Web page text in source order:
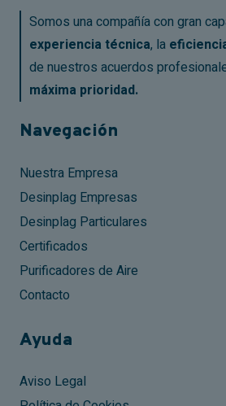
Somos una compañía con gran
experiencia técnica, la
de nuestros acuerdos
máxima prioridad.
Navegación
Nuestra Empresa
Desinplag Empresas
Desinplag Particulares
Certificados
Purificadores de Aire
Contacto
Ayuda
Aviso Legal